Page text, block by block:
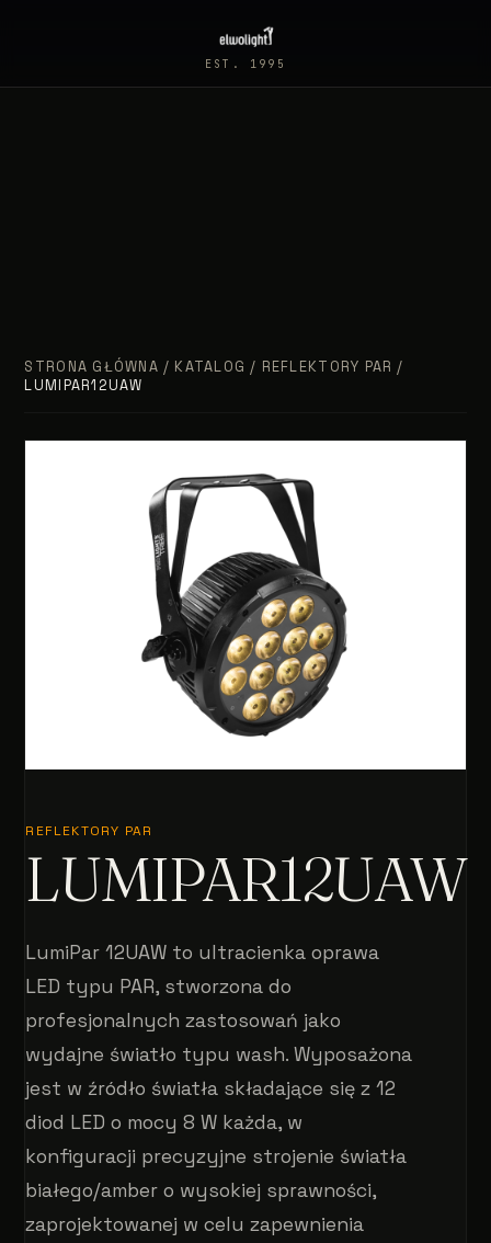
EST. 1995
STRONA GŁÓWNA / KATALOG / REFLEKTORY PAR /
LUMIPAR12UAW
REFLEKTORY PAR
LUMIPAR12UAW
LumiPar 12UAW to ultracienka oprawa
LED typu PAR, stworzona do
profesjonalnych zastosowań jako
wydajne światło typu wash. Wyposażona
jest w źródło światła składające się z 12
diod LED o mocy 8 W każda, w
konfiguracji precyzyjne strojenie światła
białego/amber o wysokiej sprawności,
zaprojektowanej w celu zapewnienia